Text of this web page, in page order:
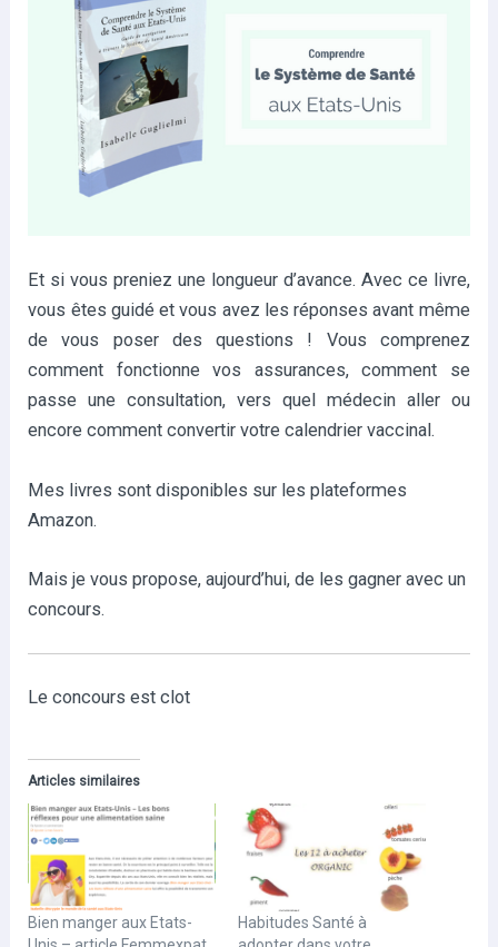
Et si vous preniez une longueur d’avance. Avec ce livre,
vous êtes guidé et vous avez les réponses avant même
de vous poser des questions ! Vous comprenez
comment fonctionne vos assurances, comment se
passe une consultation, vers quel médecin aller ou
encore comment convertir votre calendrier vaccinal.
Mes livres sont disponibles sur les plateformes
Amazon.
Mais je vous propose, aujourd’hui, de les gagner avec un
concours.
Le concours est clot
Articles similaires
Bien manger aux Etats-
Habitudes Santé à